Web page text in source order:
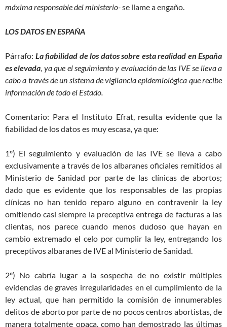
máxima responsable del ministerio-se llame a engaño.
LOS DATOS EN ESPAÑA
Párrafo: La fiabilidad de los datos sobre esta realidad en España
es elevada , ya que el seguimiento y evaluación de las IVE se lleva a
cabo a través de un sistema de vigilancia epidemiológica que recibe
información de todo el Estado.
Comentario: Para el Instituto Efrat, resulta evidente que la
fiabilidad de los datos es muy escasa, ya que:
1º) El seguimiento y evaluación de las IVE se lleva a cabo
exclusivamente a través de los albaranes oficiales remitidos al
Ministerio de Sanidad por parte de las clínicas de abortos;
dado que es evidente que los responsables de las propias
clínicas no han tenido reparo alguno en contravenir la ley
omitiendo casi siempre la preceptiva entrega de facturas a las
clientas, nos parece cuando menos dudoso que hayan en
cambio extremado el celo por cumplir la ley, entregando los
preceptivos albaranes de IVE al Ministerio de Sanidad.
2º) No cabría lugar a la sospecha de no existir múltiples
evidencias de graves irregularidades en el cumplimiento de la
ley actual, que han permitido la comisión de innumerables
delitos de aborto por parte de no pocos centros abortistas, de
manera totalmente opaca, como han demostrado las últimas